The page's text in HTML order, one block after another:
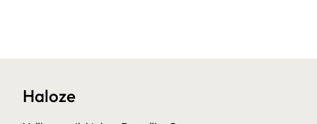
Haloze